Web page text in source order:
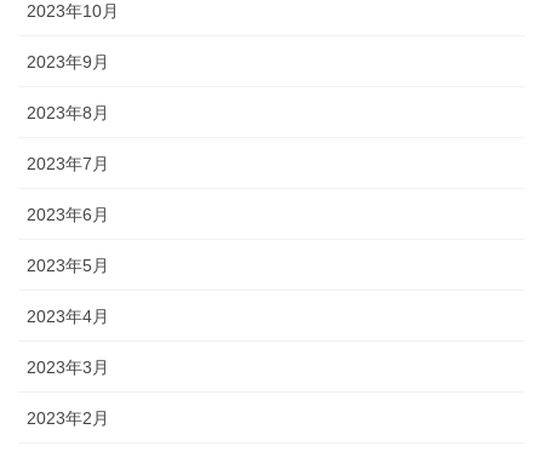
2023年10月
2023年9月
2023年8月
2023年7月
2023年6月
2023年5月
2023年4月
2023年3月
2023年2月